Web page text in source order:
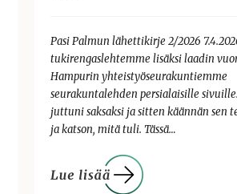
Pasi Palmun lähettikirje 2/2026
tukirengaslehtemme lisäksi laadin
Hampurin yhteistyöseurakuntiemme
seurakuntalehden persialaisille
juttuni saksaksi ja sitten käännän sen
ja katson, mitä tuli. Tässä…